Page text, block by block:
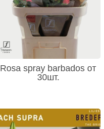
Rosa spray barbados от
30шт.